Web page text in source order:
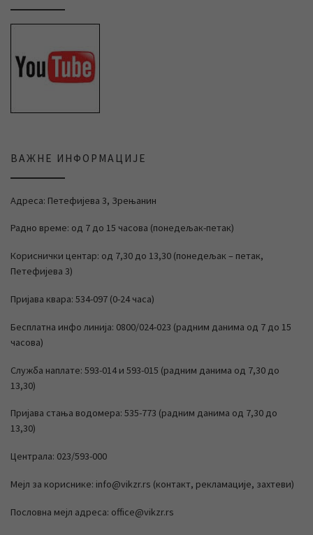
ВАЖНЕ ИНФОРМАЦИЈЕ
Адреса: Петефијева 3, Зрењанин
Радно време: од 7 до 15 часова (понедељак-петак)
Кориснички центар: од 7,30 до 13,30 (понедељак – петак,
Петефијева 3)
Пријава квара: 534-097 (0-24 часа)
Бесплатна инфо линија: 0800/024-023 (радним данима од 7 до 15
часова)
Служба наплате: 593-014 и 593-015 (радним данима од 7,30 до
13,30)
Пријава стања водомера: 535-773 (радним данима од 7,30 до
13,30)
Централа: 023/593-000
Мејл за кориснике: info@vikzr.rs (контакт, рекламације, захтеви)
Пословна мејл адреса: office@vikzr.rs